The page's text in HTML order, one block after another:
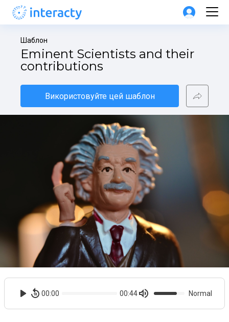
Шаблон
Eminent Scientists and their
contributions
Використовуйте цей шаблон